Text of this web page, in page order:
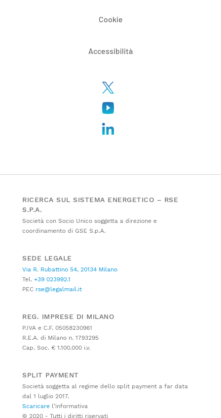
Cookie
Accessibilità
RICERCA SUL SISTEMA ENERGETICO – RSE
S.P.A.
Società con Socio Unico soggetta a direzione e
coordinamento di GSE S.p.A.
SEDE LEGALE
Via R. Rubattino 54, 20134 Milano
Tel. +39 023992.1
PEC rse@legalmail.it
REG. IMPRESE DI MILANO
P.IVA e C.F. 05058230961
R.E.A. di Milano n. 1793295
Cap. Soc. € 1.100.000 i.v.
SPLIT PAYMENT
Società soggetta al regime dello split payment a far data
dal 1 luglio 2017.
Scaricare l’informativa
© 2020 - Tutti i diritti riservati